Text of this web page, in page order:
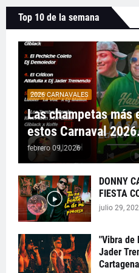
Top 10 de la semana
2026 CARNAVALES
Las champetas más
estos Carnaval
febrero 09, 2026
DONNY
FIESTA
julio 29,
"Vibra de
Jader